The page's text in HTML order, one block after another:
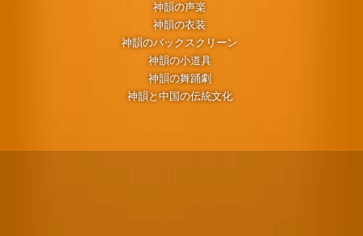
神韻の声楽
神韻の衣装
神韻のバックスクリーン
神韻の小道具
神韻の舞踊劇
神韻と中国の伝統文化